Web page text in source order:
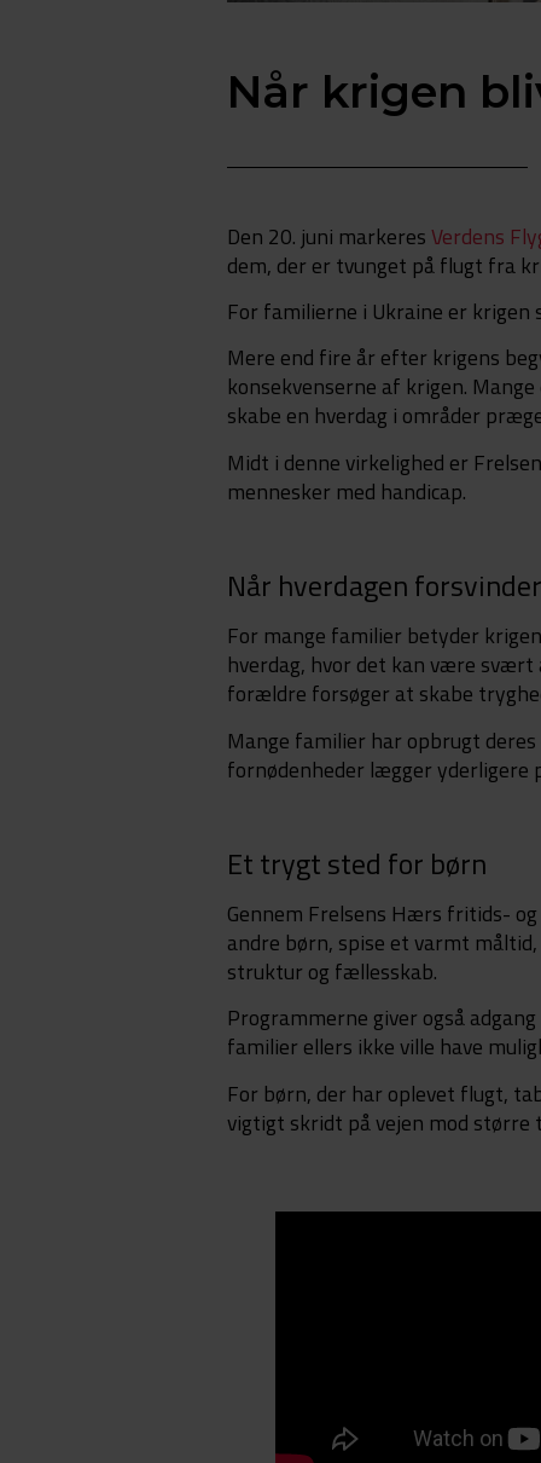
Når krigen
Den 20. juni markeresVerdens
dem, der er tvunget på flugt fra
For familierne i Ukraine er krigen
Mere end fire år efter krigens
konsekvenserne af krigen.
skabe en hverdag i områder
Midt i denne virkelighed er
mennesker med handicap.
Når hverdagen forsvinder
For mange familier betyder
hverdag, hvor det kan være svært
forældre forsøger at skabe
Mange familier har opbrugt
fornødenheder lægger yderligere
Et trygt sted for børn
Gennem Frelsens Hærs fritids-
andre børn, spise et varmt
struktur og fællesskab.
Programmerne giver også
familier ellers ikke ville have
For børn, der har oplevet flugt,
vigtigt skridt på vejen mod